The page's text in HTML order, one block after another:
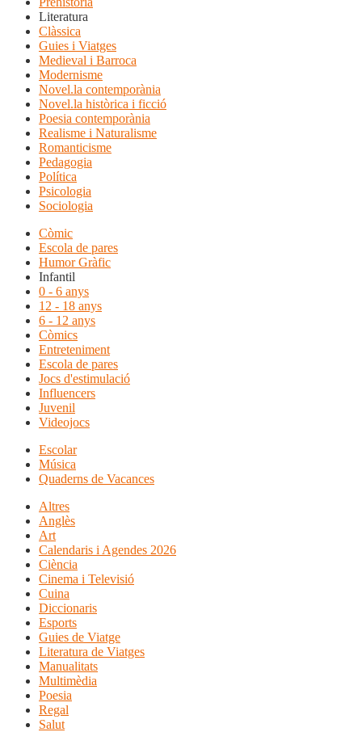
Literatura
Clàssica
Guies i Viatges
Medieval i Barroca
Modernisme
Novel.la contemporània
Novel.la històrica i ficció
Poesia contemporània
Realisme i Naturalisme
Romanticisme
Pedagogia
Política
Psicologia
Sociologia
Còmic
Escola de pares
Humor Gràfic
Infantil
0 - 6 anys
12 - 18 anys
6 - 12 anys
Còmics
Entreteniment
Escola de pares
Jocs d'estimulació
Influencers
Juvenil
Videojocs
Escolar
Música
Quaderns de Vacances
Altres
Anglès
Art
Calendaris i Agendes 2026
Ciència
Cinema i Televisió
Cuina
Diccionaris
Esports
Guies de Viatge
Literatura de Viatges
Manualitats
Multimèdia
Poesia
Regal
Salut